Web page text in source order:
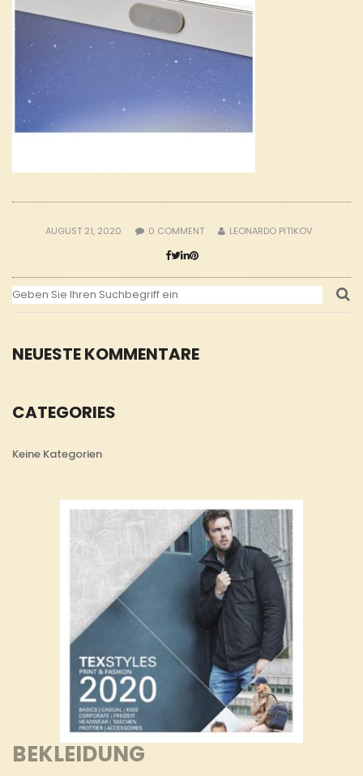
NEUESTE KOMMENTARE
CATEGORIES
Keine Kategorien
BEKLEIDUNG
AUGUST 21, 2020 0 COMMENT LEONARDO PITIKOV